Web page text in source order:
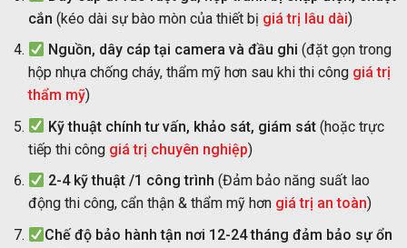
cắn (kéo dài sự bào mòn của thiết bị giá trị lâu dài)
Nguồn, dây cáp tại camera và đầu ghi (đặt gọn trong
hộp nhựa chống cháy, thẩm mỹ hơn sau khi thi công giá trị
thẩm mỹ)
Kỹ thuật chính tư vấn, khảo sát, giám sát (hoặc trực
tiếp thi công giá trị chuyên nghiệp)
2-4 kỹ thuật /1 công trình (Đảm bảo năng suất lao
động thi công, cẩn thận & thẩm mỹ hơn giá trị an toàn)
Chế độ bảo hành tận nơi 12-24 tháng đảm bảo sự ổn